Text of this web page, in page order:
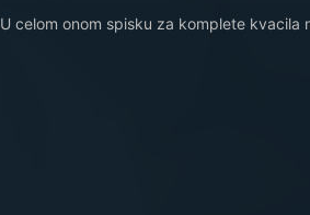
U celom onom spisku za komplete kvacila